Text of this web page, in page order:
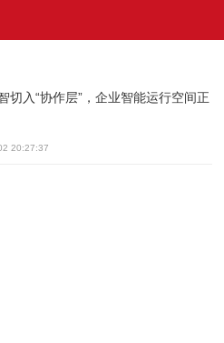
切入“协作层”，企业智能运行空间正
20:27:37